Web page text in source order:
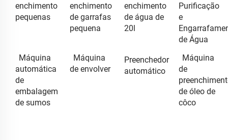
enchimento
pequenas
enchimento
de garrafas
pequena
enchimento
de água de
20l
Purificação
e
de Água
Máquina
automática
de
embalagem
de sumos
Máquina
de envolver
Preenchedor
automático
Máquina
de
de óleo de
côco